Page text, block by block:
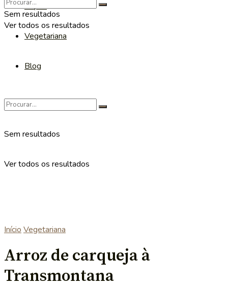
Sopas
Vegetariana
Blog
Sem resultados
Ver todos os resultados
Sem resultados
Ver todos os resultados
Início Vegetariana
Arroz de carqueja à
Transmontana